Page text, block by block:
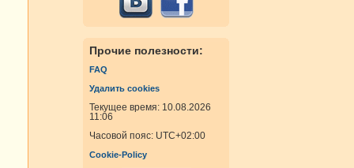
Прочие полезности:
FAQ
Удалить cookies
Текущее время: 10.08.2026
11:06
Часовой пояс: UTC+02:00
Cookie-Policy